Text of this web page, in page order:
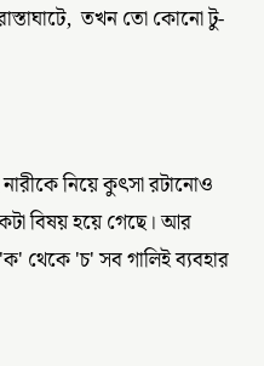
তখন তো কোনো টু-
নিয়ে কুৎসা রটানোও
বিষয় হয়ে গেছে। আর
থেকে 'চ' সব গালিই ব্যবহার